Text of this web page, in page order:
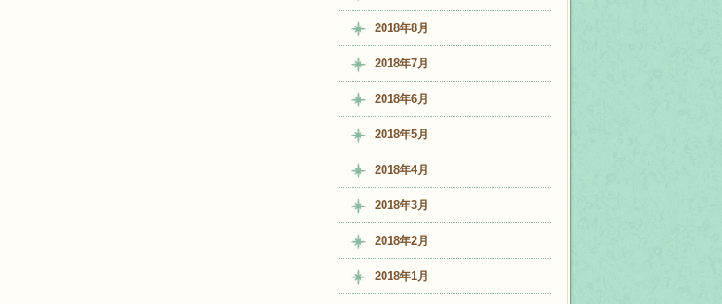
2018年8月
2018年7月
2018年6月
2018年5月
2018年4月
2018年3月
2018年2月
2018年1月